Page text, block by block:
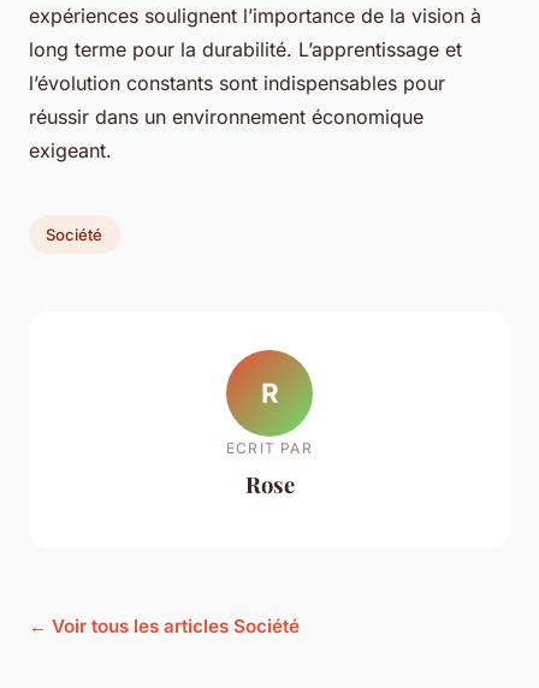
expériences soulignent l’importance de la vision à
long terme pour la durabilité. L’apprentissage et
l’évolution constants sont indispensables pour
réussir dans un environnement économique
exigeant.
Société
R
ECRIT PAR
Rose
← Voir tous les articles Société